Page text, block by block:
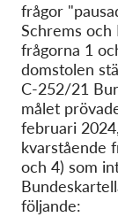
frågor
Schrems
frågorna 1
domstolen
C-252/21
målet
februari
kvarstående
och 4) som
följande: